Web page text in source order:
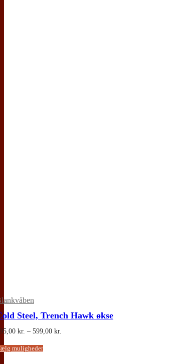
Steel, Trench Hawk økse
kr. – 599,00 kr.
mulighederDette